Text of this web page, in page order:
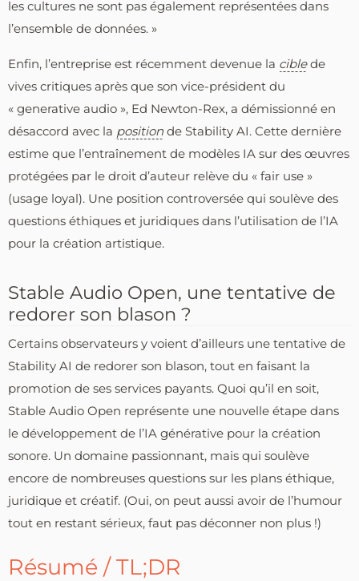
les cultures ne sont pas également représentées dans
l’ensemble de données. »
Enfin, l’entreprise est récemment devenue la ciblede
vives critiques après que son vice-président du
« generative audio », Ed Newton-Rex, a démissionné en
désaccord avec la position de Stability AI. Cette dernière
estime que l’entraînement de modèles IA sur des œuvres
protégées par le droit d’auteur relève du « fair use »
(usage loyal). Une position controversée qui soulève des
questions éthiques et juridiques dans l’utilisation de l’IA
pour la création artistique.
Stable Audio Open, une tentative de
redorer son blason ?
Certains observateurs y voient d’ailleurs une tentative de
Stability AI de redorer son blason, tout en faisant la
promotion de ses services payants. Quoi qu’il en soit,
Stable Audio Open représente une nouvelle étape dans
le développement de l’IA générative pour la création
sonore. Un domaine passionnant, mais qui soulève
encore de nombreuses questions sur les plans éthique,
juridique et créatif. (Oui, on peut aussi avoir de l’humour
tout en restant sérieux, faut pas déconner non plus !)
Résumé / TL;DR